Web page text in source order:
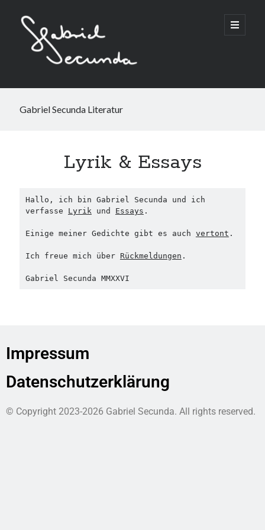
Gabriel Secunda Literatur
Lyrik & Essays
Hallo, ich bin Gabriel Secunda und ich
verfasse Lyrik und Essays .
Einige meiner Gedichte gibt es auch vertont .
Ich freue mich über Rückmeldungen .
Gabriel Secunda MMXXVI
Impressum
Datenschutzerklärung
© Copyright 2023-2026 Gabriel Secunda. All rights reserved.